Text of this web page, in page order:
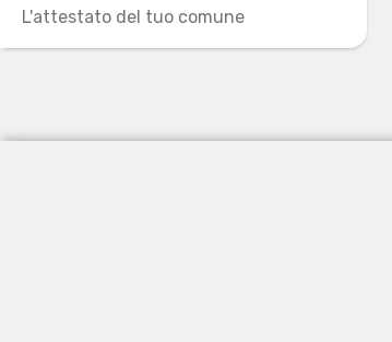
L'attestato del tuo comune